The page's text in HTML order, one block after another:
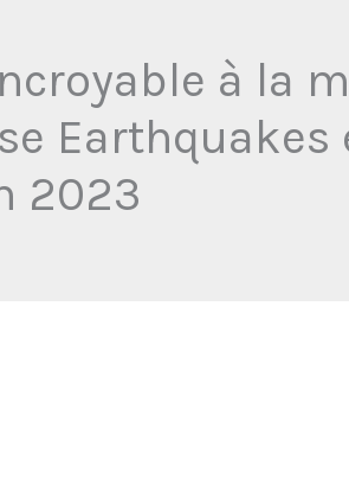
à la
Earthquakes
2023